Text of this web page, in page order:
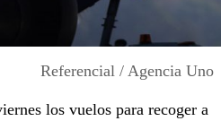
Referencial / Agencia Uno
los vuelos para recoger a